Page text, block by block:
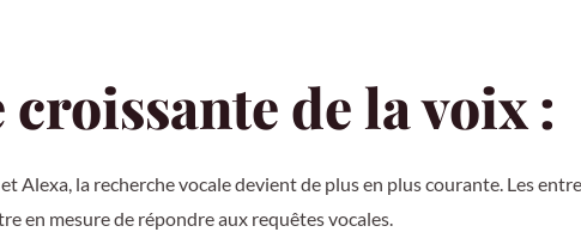
de la voix :
Alexa, la recherche vocale devient de plus en plus courante. Les
en mesure de répondre aux requêtes vocales.